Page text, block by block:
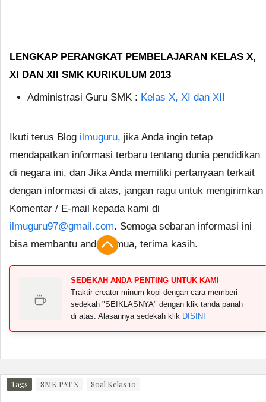
LENGKAP PERANGKAT PEMBELAJARAN KELAS X,
XI DAN XII SMK KURIKULUM 2013
Administrasi Guru SMK : Kelas X, XI dan XII
Ikuti terus Blog ilmuguru, jika Anda ingin tetap
mendapatkan informasi terbaru tentang dunia pendidikan
di negara ini, dan Jika Anda memiliki pertanyaan terkait
dengan informasi di atas, jangan ragu untuk mengirimkan
Komentar / E-mail kepada kami di
ilmuguru97@gmail.com. Semoga sebaran informasi ini
bisa membantu anda semua, terima kasih.
SEDEKAH ANDA PENTING UNTUK KAMI
Traktir creator minum kopi dengan cara memberi
sedekah "SEIKLASNYA" dengan klik tanda panah
di atas. Alasannya sedekah klik DISINI
Tags SMK PAT X Soal Kelas 10